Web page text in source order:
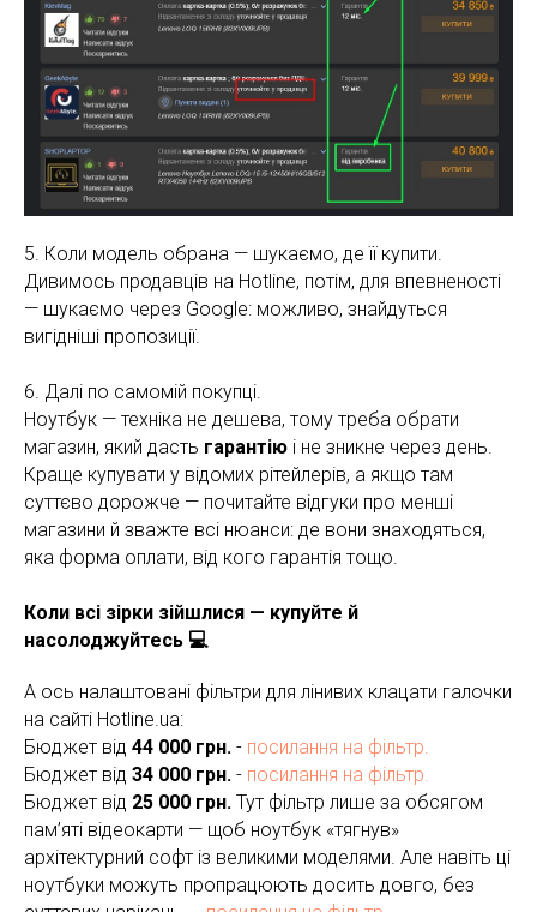
5. Коли модель обрана — шукаємо, де її купити.
Дивимось продавців на Hotline, потім, для впевненості
— шукаємо через Google: можливо, знайдуться
вигідніші пропозиції.
6. Далі по самомій покупці.
Ноутбук — техніка не дешева, тому треба обрати
магазин, який дасть гарантію і не зникне через день.
Краще купувати у відомих рітейлерів, а якщо там
суттєво дорожче — почитайте відгуки про менші
магазини й зважте всі нюанси: де вони знаходяться,
яка форма оплати, від кого гарантія тощо.
Коли всі зірки зійшлися — купуйте й
насолоджуйтесь 💻
А ось налаштовані фільтри для лінивих клацати галочки
на сайті Hotline.ua:
Бюджет від 44 000 грн. - посилання на фільтр.
Бюджет від 34 000 грн. - посилання на фільтр.
Бюджет від 25 000 грн. Тут фільтр лише за обсягом
пам’яті відеокарти — щоб ноутбук «тягнув»
архітектурний софт із великими моделями. Але навіть ці
ноутбуки можуть пропрацюють досить довго, без